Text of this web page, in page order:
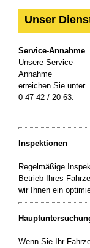
Unser
Service-Annahme
Unsere Service-
Annahme
erreichen Sie unter
0 47 42 / 20 63.
Inspektionen
Regelmäßige
Betrieb Ihres
wir Ihnen ein
Wenn Sie Ihr